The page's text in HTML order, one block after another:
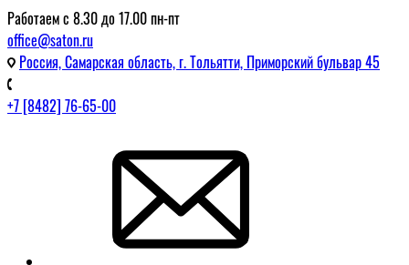
Работаем с 8.30 до 17.00 пн-пт
office@saton.ru
Россия, Самарская область, г. Тольятти, Приморский бульвар 45
+7 [8482] 76-65-00